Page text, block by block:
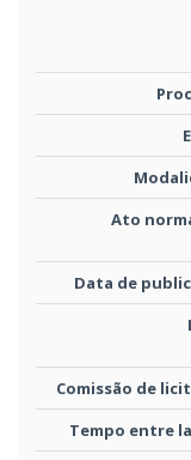
Ato
Data de
Comissão de
Tempo entre